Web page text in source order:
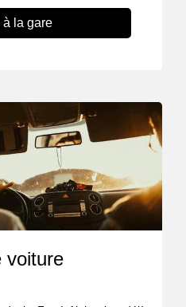
à la gare
voiture